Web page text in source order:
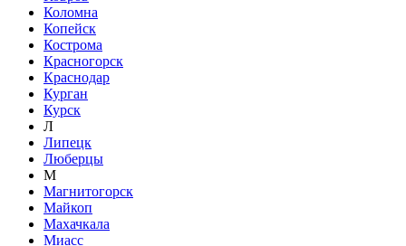
Коломна
Копейск
Кострома
Красногорск
Краснодар
Курган
Курск
Л
Липецк
Люберцы
М
Магнитогорск
Майкоп
Махачкала
Миасс